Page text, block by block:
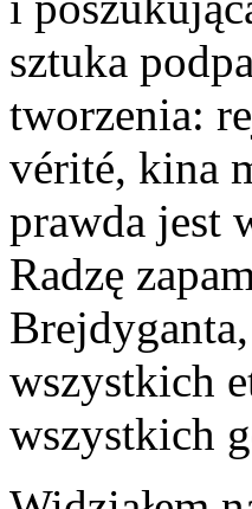
sztuka
tworzenia:
vérité, kina
prawda jest
Radzę
wszystkich
wszystkich